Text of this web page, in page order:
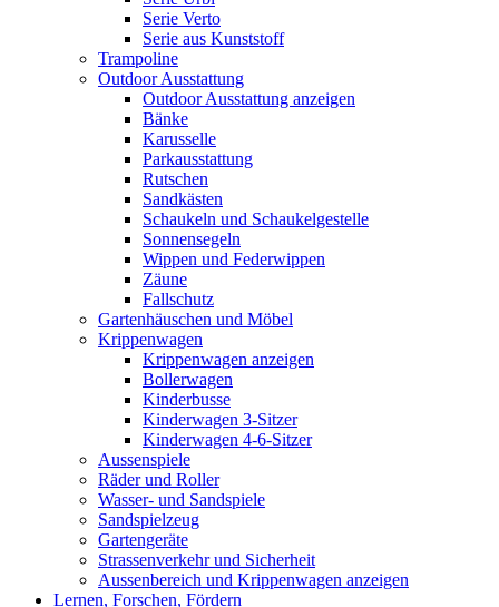
Serie Verto
Serie aus Kunststoff
Trampoline
Outdoor Ausstattung
Outdoor Ausstattung anzeigen
Bänke
Karusselle
Parkausstattung
Rutschen
Sandkästen
Schaukeln und Schaukelgestelle
Sonnensegeln
Wippen und Federwippen
Zäune
Fallschutz
Gartenhäuschen und Möbel
Krippenwagen
Krippenwagen anzeigen
Bollerwagen
Kinderbusse
Kinderwagen 3-Sitzer
Kinderwagen 4-6-Sitzer
Aussenspiele
Räder und Roller
Wasser- und Sandspiele
Sandspielzeug
Gartengeräte
Strassenverkehr und Sicherheit
Aussenbereich und Krippenwagen anzeigen
Lernen, Forschen, Fördern